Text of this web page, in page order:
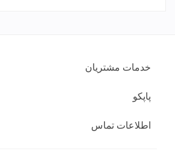
خدمات مشتریان
پاپکو
اطلاعات تماس